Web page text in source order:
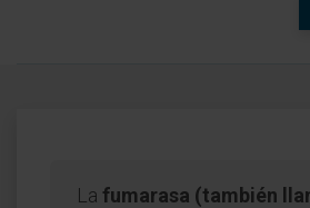
La fumarasa (también